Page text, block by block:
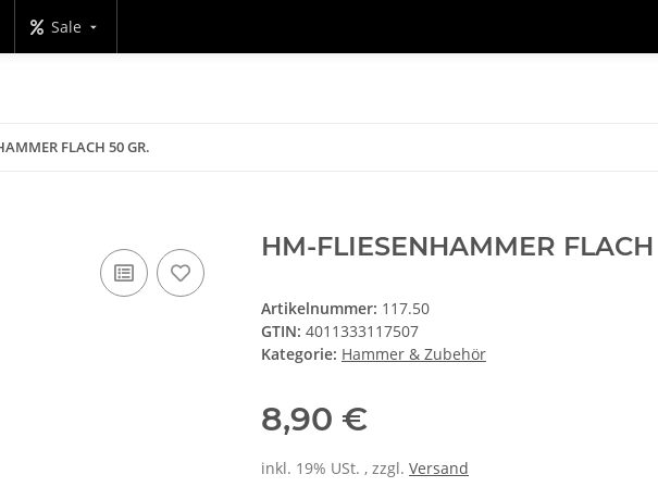
Sale
FLACH 50 GR.
HM-FLIESENHAMMER
Artikelnummer: 117.50
GTIN: 4011333117507
Kategorie: Hammer & Zubehör
8,90 €
inkl. 19% USt. , zzgl. Versand